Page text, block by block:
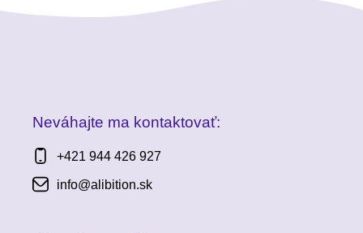
Neváhajte ma kontaktovať:
+421 944 426 927
info@alibition.sk